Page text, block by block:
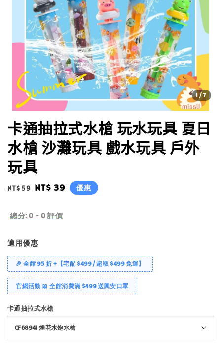
1 /7
卡通抽拉式水槍 玩水玩具 夏日
水槍 沙灘玩具 戲水玩具 戶外
玩具
Regular
NT$ 59 Sale
NT$ 39 優惠
總分:0 - 0 評價
適用優惠
🎉 全館 95 折 +【宅配 $499 / 超取 $499 免運】
官網活動 🎀 全館消費滿 $499 送興安口罩
卡通抽拉式水槍